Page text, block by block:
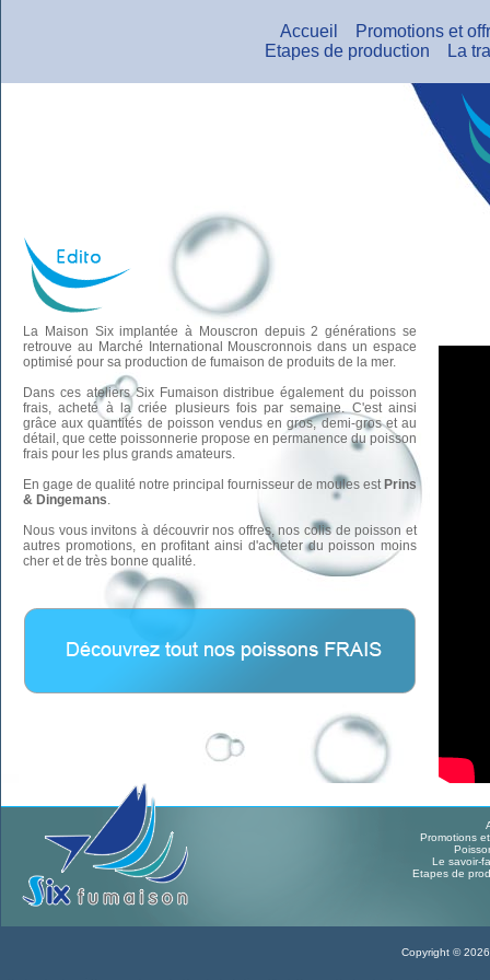
Accueil
Promotions et
Etapes de production
La
La Maison Six implantée à Mouscron depuis 2 générations se
retrouve au Marché International Mouscronnois dans un espace
optimisé pour sa production de fumaison de produits de la mer.
Dans ces ateliers Six Fumaison distribue également du poisson
frais, acheté à la criée plusieurs fois par semaine. C'est ainsi
grâce aux quantités de poisson vendus en gros, demi-gros et au
détail, que cette poissonnerie propose en permanence du poisson
frais pour les plus grands amateurs.
En gage de qualité notre principal fournisseur de moules est Prins
& Dingemans.
Nous vous invitons à découvrir nos offres, nos colis de poisson et
autres promotions, en profitant ainsi d'acheter du poisson moins
cher et de très bonne qualité.
Promotions
Le savoir-
Etapes de
Copyright ©